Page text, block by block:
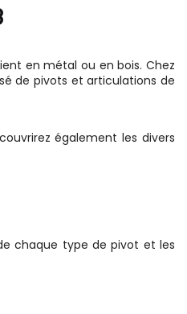
en métal ou en bois. Chez
de pivots et articulations de
également les divers
chaque type de pivot et les